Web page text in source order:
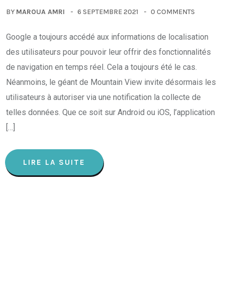
BY MAROUA AMRI 6 SEPTEMBRE 2021 0 COMMENTS
Google a toujours accédé aux informations de localisation
des utilisateurs pour pouvoir leur offrir des fonctionnalités
de navigation en temps réel. Cela a toujours été le cas.
Néanmoins, le géant de Mountain View invite désormais les
utilisateurs à autoriser via une notification la collecte de
telles données. Que ce soit sur Android ou iOS, l’application
[…]
LIRE LA SUITE